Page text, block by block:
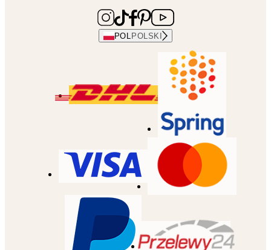
POL POLSKI